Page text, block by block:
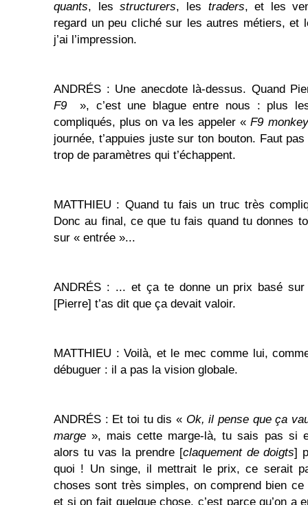
quants, lesstructurers, les traders, et les
regard un peu cliché sur les autres métiers, et
j’ai l’impression.
ANDRÉS : Une anecdote là-dessus. Quand
F9
», c’est une blague entre nous : plus
compliqués, plus on va les appeler «F9
journée, t’appuies juste sur ton bouton. Faut
trop de paramètres qui t’échappent.
MATTHIEU : Quand tu fais un truc très
Donc au final, ce que tu fais quand tu donnes
sur « entrée »...
ANDRÉS : ... et ça te donne un prix basé sur
[Pierre] t’as dit que ça devait valoir.
MATTHIEU : Voilà, et le mec comme lui,
débuguer : il a pas la vision globale.
ANDRÉS : Et toi tu dis « Ok, il pense que ça
marge », mais cette marge-là, tu sais pas si
alors tu vas la prendre [claquement de doigts]
quoi ! Un singe, il mettrait le prix, ce serait
choses sont très simples, on comprend bien ce
et si on fait quelque chose, c’est parce qu’on a